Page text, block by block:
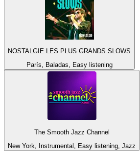
NOSTALGIE LES PLUS GRANDS SLOWS
París, Baladas, Easy listening
The Smooth Jazz Channel
New York, Instrumental, Easy listening, Jazz